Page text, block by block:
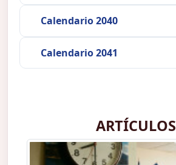
Calendario 2040
Calendario 2041
ARTÍCULOS